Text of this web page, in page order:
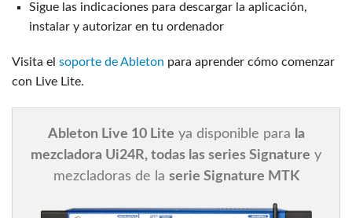
Sigue las indicaciones para descargar la aplicación,
instalar y autorizar en tu ordenador
Visita el soporte de Ableton para aprender cómo comenzar
con Live Lite.
Ableton Live 10 Lite ya disponible para la
mezcladora Ui24R, todas las series Signature y
mezcladoras de la serie Signature MTK